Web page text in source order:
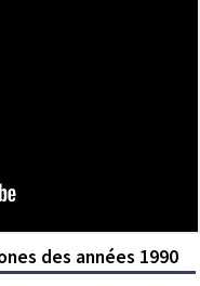
des années 1990